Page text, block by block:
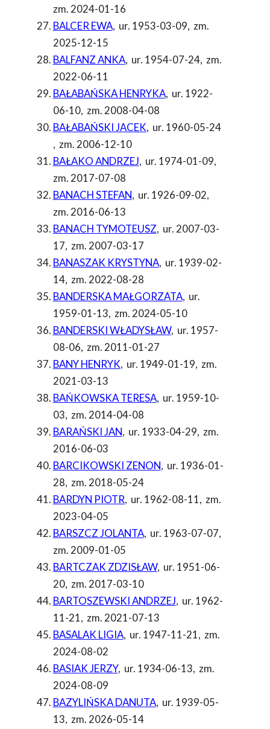
zm. 2024-01-16
BALCER EWA, ur. 1953-03-09, zm.
2025-12-15
BALFANZ ANKA, ur. 1954-07-24, zm.
2022-06-11
BAŁABAŃSKA HENRYKA, ur. 1922-
06-10, zm. 2008-04-08
BAŁABAŃSKI JACEK, ur. 1960-05-24
, zm. 2006-12-10
BAŁAKO ANDRZEJ, ur. 1974-01-09,
zm. 2017-07-08
BANACH STEFAN, ur. 1926-09-02,
zm. 2016-06-13
BANACH TYMOTEUSZ, ur. 2007-03-
17, zm. 2007-03-17
BANASZAK KRYSTYNA, ur. 1939-02-
14, zm. 2022-08-28
BANDERSKA MAŁGORZATA, ur.
1959-01-13, zm. 2024-05-10
BANDERSKI WŁADYSŁAW, ur. 1957-
08-06, zm. 2011-01-27
BANY HENRYK, ur. 1949-01-19, zm.
2021-03-13
BAŃKOWSKA TERESA, ur. 1959-10-
03, zm. 2014-04-08
BARAŃSKI JAN, ur. 1933-04-29, zm.
2016-06-03
BARCIKOWSKI ZENON, ur. 1936-01-
28, zm. 2018-05-24
BARDYN PIOTR, ur. 1962-08-11, zm.
2023-04-05
BARSZCZ JOLANTA, ur. 1963-07-07,
zm. 2009-01-05
BARTCZAK ZDZISŁAW, ur. 1951-06-
20, zm. 2017-03-10
BARTOSZEWSKI ANDRZEJ, ur. 1962-
11-21, zm. 2021-07-13
BASALAK LIGIA, ur. 1947-11-21, zm.
2024-08-02
BASIAK JERZY, ur. 1934-06-13, zm.
2024-08-09
BAZYLIŃSKA DANUTA, ur. 1939-05-
13, zm. 2026-05-14